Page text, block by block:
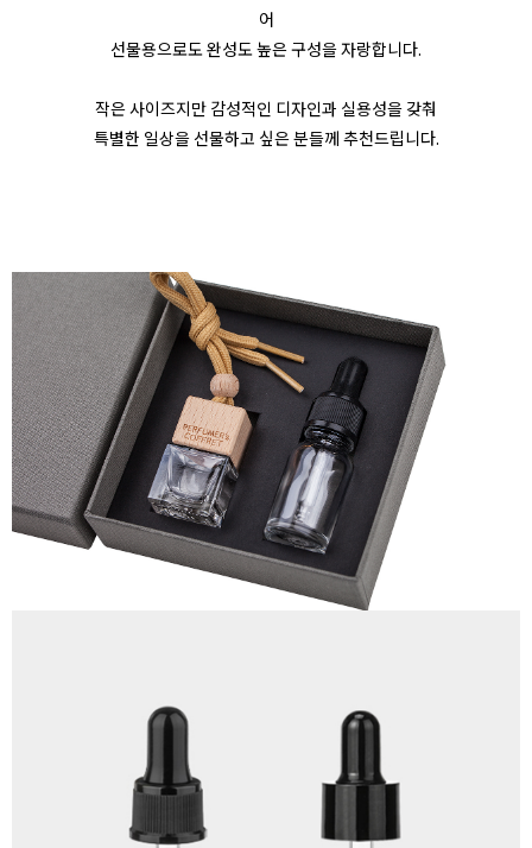
어
선물용으로도 완성도 높은 구성을 자랑합니다.
작은 사이즈지만 감성적인 디자인과 실용성을 갖춰
특별한 일상을 선물하고 싶은 분들께 추천드립니다.